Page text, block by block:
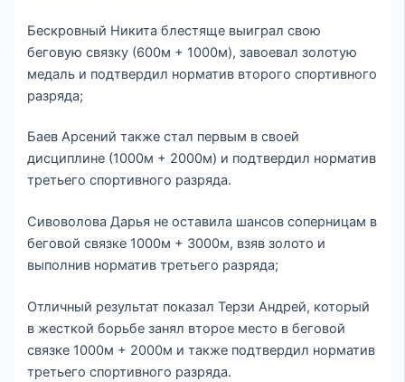
Бескровный Никита блестяще выиграл свою
беговую связку (600м + 1000м), завоевал золотую
медаль и подтвердил норматив второго спортивного
разряда;
Баев Арсений также стал первым в своей
дисциплине (1000м + 2000м) и подтвердил норматив
третьего спортивного разряда.
Сивоволова Дарья не оставила шансов соперницам в
беговой связке 1000м + 3000м, взяв золото и
выполнив норматив третьего разряда;
Отличный результат показал Терзи Андрей, который
в жесткой борьбе занял второе место в беговой
связке 1000м + 2000м и также подтвердил норматив
третьего спортивного разряда.